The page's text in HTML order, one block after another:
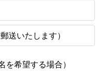
送いたします）
希望する場合）